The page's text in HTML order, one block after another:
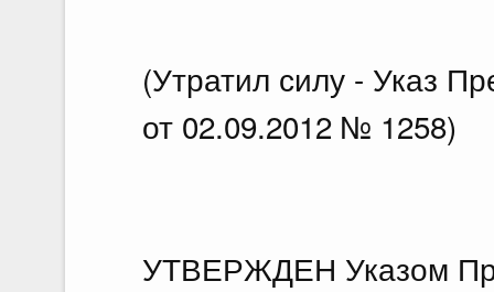
(Утратил силу - Указ
от 02.09.2012 № 1258)
УТВЕРЖДЕН Указом